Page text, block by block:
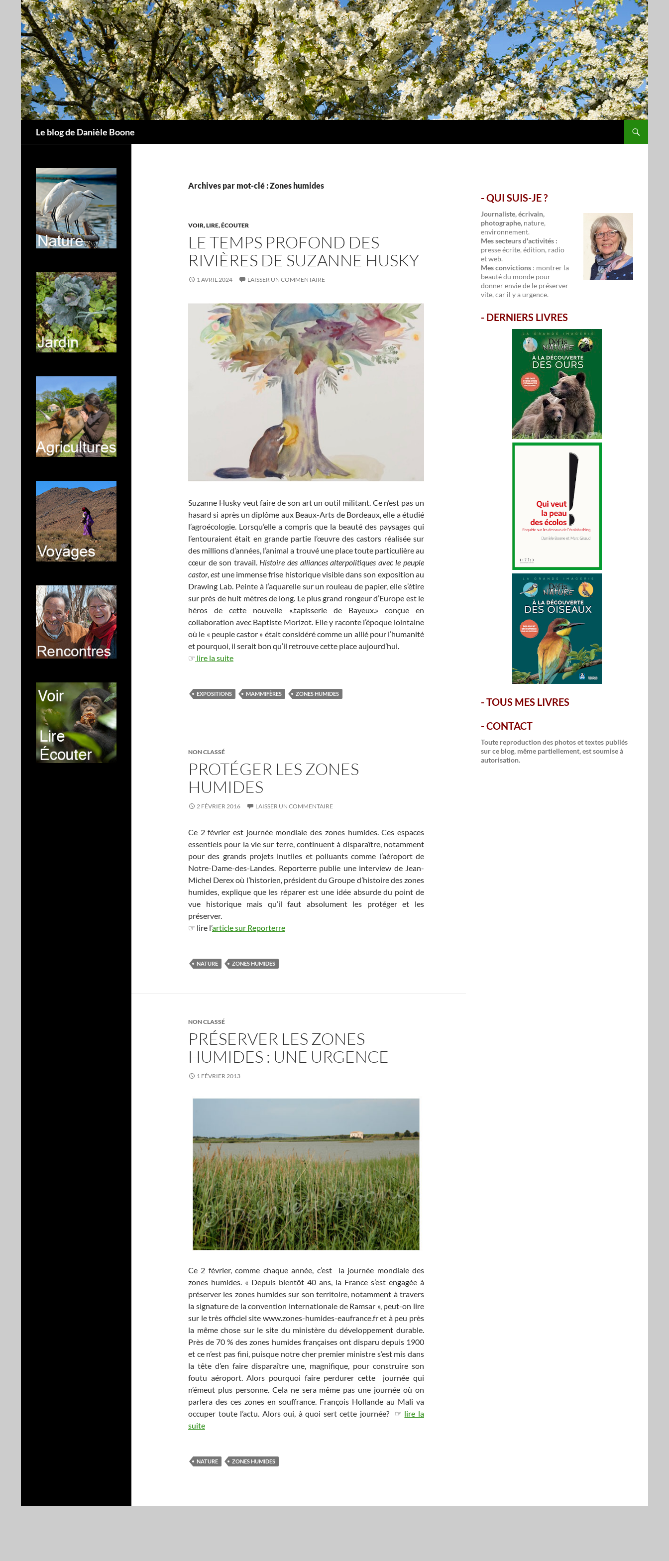
contenu
Le blog de Danièle Boone
Archives par mot-clé : Zones humides
VOIR, LIRE, ÉCOUTER
LE TEMPS PROFOND DES
RIVIÈRES DE SUZANNE HUSKY
1 AVRIL 2024 LAISSER UN COMMENTAIRE
Suzanne Husky veut faire de son art un outil militant. Ce n’est pas un
hasard si après un diplôme aux Beaux-Arts de Bordeaux, elle a étudié
l’agroécologie. Lorsqu’elle a compris que la beauté des paysages qui
l’entouraient était en grande partie l’œuvre des castors réalisée sur
des millions d’années, l’animal a trouvé une place toute particulière au
cœur de son travail.Histoire des alliances alterpolitiques avec le peuple
castor, estune immense frise historique visible dans son exposition au
Drawing Lab. Peinte à l’aquarelle sur un rouleau de papier, elle s’étire
sur près de huit mètres de long. Le plus grand rongeur d’Europe est le
héros de cette nouvelle «.tapisserie de Bayeux.» conçue en
collaboration avec Baptiste Morizot. Elle y raconte l’époque lointaine
où le « peuple castor » était considéré comme un allié pour l’humanité
et pourquoi, il serait bon qu’il retrouve cette place aujourd’hui.
☞ lire la suite
EXPOSITIONS MAMMIFÈRES ZONES HUMIDES
NON CLASSÉ
PROTÉGER LES ZONES
HUMIDES
2 FÉVRIER 2016 LAISSER UN COMMENTAIRE
Ce 2 février est journée mondiale des zones humides. Ces espaces
essentiels pour la vie sur terre, continuent à disparaître, notamment
pour des grands projets inutiles et polluants comme l’aéroport de
Notre-Dame-des-Landes. Reporterre publie une interview de Jean-
Michel Derex où l’historien, président du Groupe d’histoire des zones
humides, explique que les réparer est une idée absurde du point de
vue historique mais qu’il faut absolument les protéger et les
préserver.
☞ lire l’article sur Reporterre
NATURE ZONES HUMIDES
NON CLASSÉ
PRÉSERVER LES ZONES
HUMIDES : UNE URGENCE
1 FÉVRIER 2013
Ce 2 février, comme chaque année, c’est la journée mondiale des
zones humides. « Depuis bientôt 40 ans, la France s’est engagée à
préserver les zones humides sur son territoire, notamment à travers
la signature de la convention internationale de Ramsar », peut-on lire
sur le très officiel site www.zones-humides-eaufrance.fr et à peu près
la même chose sur le site du ministère du développement durable.
Près de 70 % des zones humides françaises ont disparu depuis 1900
et ce n’est pas fini, puisque notre cher premier ministre s’est mis dans
la tête d’en faire disparaître une, magnifique, pour construire son
foutu aéroport. Alors pourquoi faire perdurer cette journée qui
n’émeut plus personne. Cela ne sera même pas une journée où on
parlera des ces zones en souffrance. François Hollande au Mali va
occuper toute l’actu. Alors oui, à quoi sert cette journée? ☞ lire la
suite
NATURE ZONES HUMIDES
- QUI SUIS-JE ?
Journaliste, écrivain,
photographe, nature,
environnement.
Mes secteurs d'activités :
presse écrite, édition, radio
et web.
Mes convictions : montrer la
beauté du monde pour
donner envie de le préserver
vite, car il y a urgence.
- DERNIERS LIVRES
-TOUS MES LIVRES
-CONTACT
Toute reproduction des photos et textes publiés
sur ce blog, même partiellement, est soumise à
autorisation.